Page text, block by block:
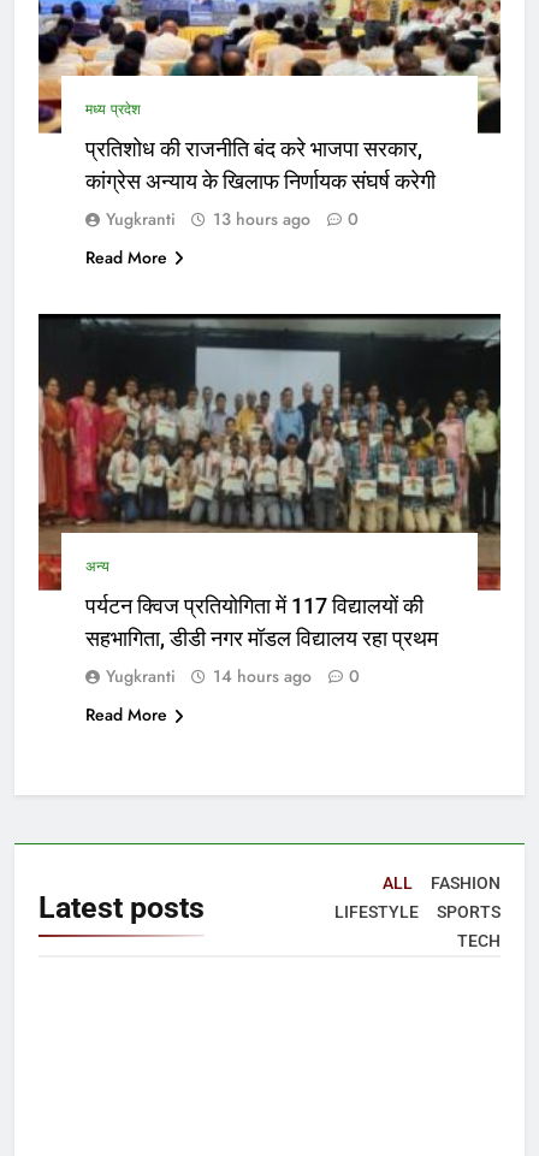
मध्य प्रदेश
प्रतिशोध की राजनीति बंद करे भाजपा सरकार,
कांग्रेस अन्याय के खिलाफ निर्णायक संघर्ष करेगी
Yugkranti 13 hours ago
0
Read More
अन्य
पर्यटन क्विज प्रतियोगिता में 117 विद्यालयों की
सहभागिता, डीडी नगर मॉडल विद्यालय रहा प्रथम
Yugkranti 14 hours ago
0
Read More
Latest posts
ALL
FASHION
LIFESTYLE
SPORTS
TECH